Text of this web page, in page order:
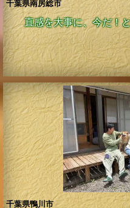
千葉県南房総市
直感を大事に、今だ！
千葉県鴨川市